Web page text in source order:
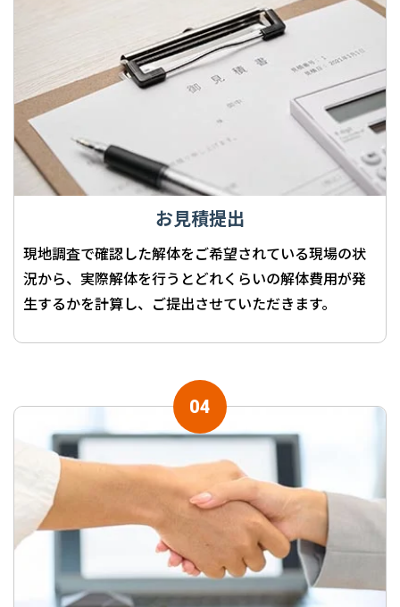
お見積提出
現地調査で確認した解体をご希望されている現場の状
況から、実際解体を行うとどれくらいの解体費用が発
生するかを計算し、ご提出させていただきます。